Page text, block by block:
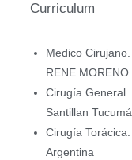
Curriculum
Medico
RENE MORENO
Cirugía General.
Santillan
Cirugía
Argentina